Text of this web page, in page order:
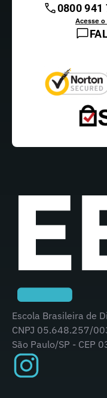
0800 941
Acesse
Escola Brasileira de
CNPJ 05.648.257/
São Paulo/SP - CEP